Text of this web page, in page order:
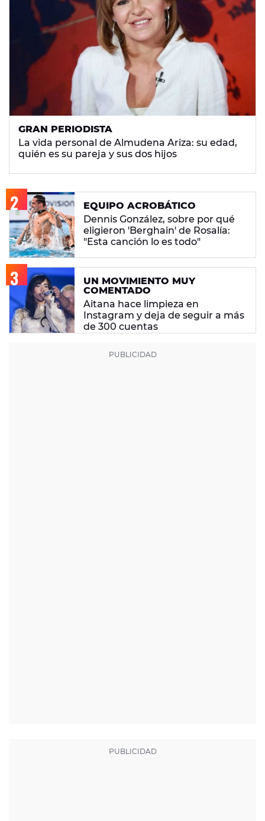
GRAN PERIODISTA
La vida personal de Almudena Ariza: su edad,
quién es su pareja y sus dos hijos
EQUIPO ACROBÁTICO
Dennis González, sobre por qué
eligieron 'Berghain' de Rosalía:
"Esta canción lo es todo"
UN MOVIMIENTO MUY
COMENTADO
Aitana hace limpieza en
Instagram y deja de seguir a más
de 300 cuentas